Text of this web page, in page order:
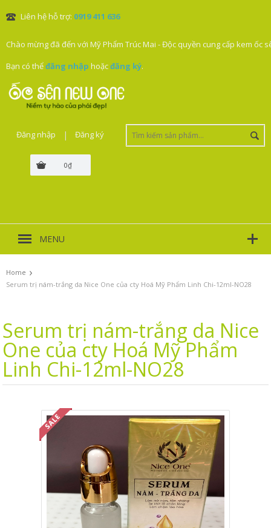
Liên hệ hỗ trợ: 0919 411 636
Chào mừng đã đến với Mỹ Phẩm Trúc Mai - Độc quyền cung cấp kem ốc
Bạn có thểđăng nhập hoặcđăng ký.
0₫
Đăng nhập | Đăng ký
MENU
Home ›
Serum trị nám-trắng da Nice One của cty Hoá Mỹ Phẩm Linh Chi-12ml-NO28
Serum trị nám-trắng da Nice
One của cty Hoá Mỹ Phẩm
Linh Chi-12ml-NO28